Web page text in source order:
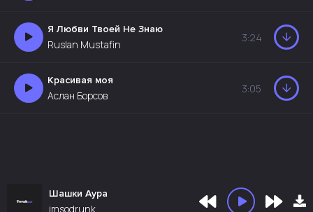
Я Любви Твоей Не Знаю
Ruslan Mustafin
3:24
Красивая моя
Аслан Борсов
3:05
Шашки Аура
imsodrunk